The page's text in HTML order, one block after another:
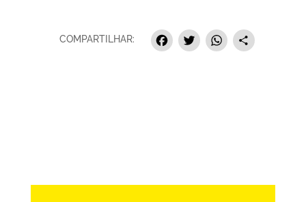
COMPARTILHAR: Facebook
Twitter